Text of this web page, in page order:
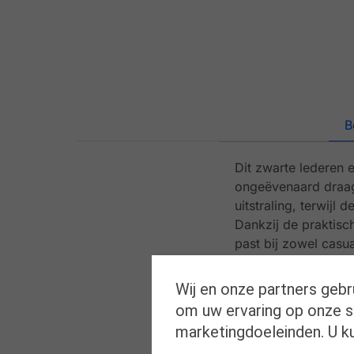
Dit zwarte lederen
ongeëvenaard
uitstraling, terwijl
Dankzij de
past bij zowel
Breedtemaat: H
De voordelen van
1 Orthopedische
Wij en onze partners
om uw ervaring op onze
marketingdoeleinden. U